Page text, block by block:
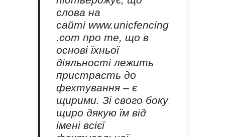
слова на
сайті www.unicfencing
.com про те, що в
основі їхньої
діяльності лежить
пристрасть до
фехтування – є
щирими. Зі свого боку
щиро дякую їм від
імені всієї